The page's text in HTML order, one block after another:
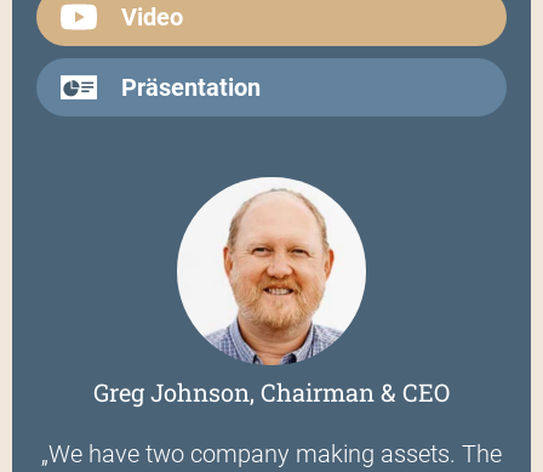
Video
Präsentation
Greg Johnson, Chairman & CEO
„We have two company making assets. The